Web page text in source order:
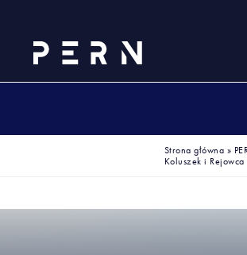
Strona główna »
Koluszek i Rejowca